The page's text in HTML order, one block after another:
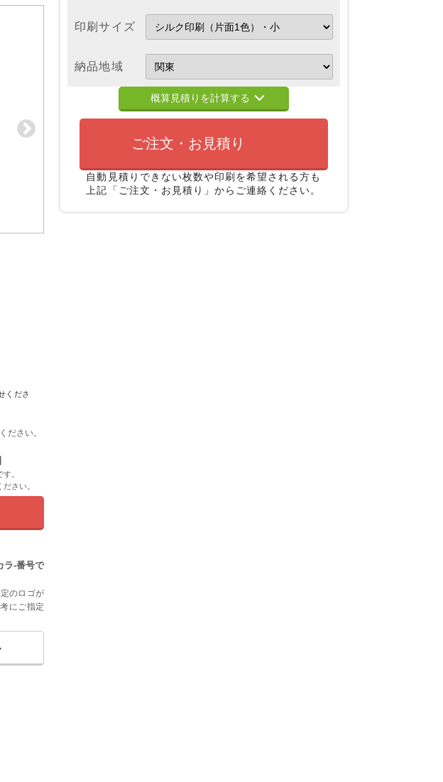
くださ
ださい。
。
さい。
ラ-番号で
のロゴが
にご指定
印刷サイズ
納品地域
概算見積りを計算する
ご注文・お見積り
自動見積りできない枚数や印刷を希望される方も
上記「ご注文・お見積り」からご連絡ください。